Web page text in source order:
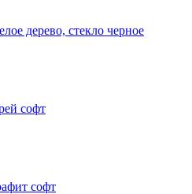
дерево, стекло черное
софт
софт